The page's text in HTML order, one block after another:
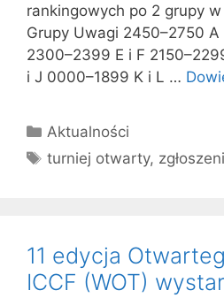
rankingowych po 2 grupy
Grupy Uwagi 2450–2750
2300–2399 E i F
i J 0000–1899 K i L …
Kategorie
Aktualności
Tagi
turniej otwarty,
11 edycja
ICCF (WOT)